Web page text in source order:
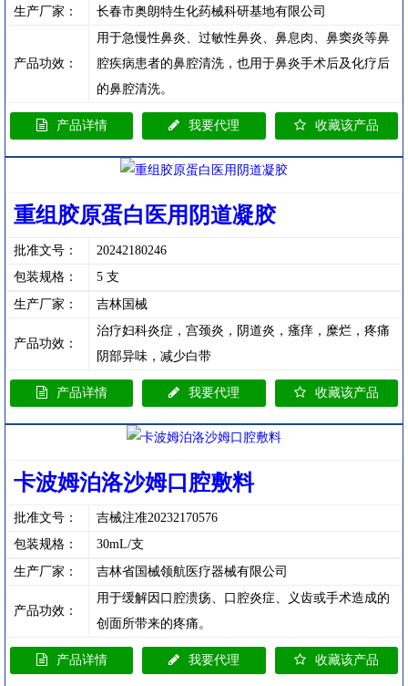
生产厂家：
长春市奥朗特生化药械科研基地有限公司
产品功效：
用于急慢性鼻炎、过敏性鼻炎、鼻息肉、鼻窦炎等鼻
腔疾病患者的鼻腔清洗，也用于鼻炎手术后及化疗后
的鼻腔清洗。
产品详情 我要代理 收藏该产品
重组胶原蛋白医用阴道凝胶
批准文号：
20242180246
包装规格：
5 支
生产厂家：
吉林国械
产品功效：
治疗妇科炎症，宫颈炎，阴道炎，瘙痒，糜烂，疼痛
阴部异味，减少白带
产品详情 我要代理 收藏该产品
卡波姆泊洛沙姆口腔敷料
批准文号：
吉械注准20232170576
包装规格：
30mL/支
生产厂家：
吉林省国械领航医疗器械有限公司
产品功效：
用于缓解因口腔溃疡、口腔炎症、义齿或手术造成的
创面所带来的疼痛。
产品详情 我要代理 收藏该产品